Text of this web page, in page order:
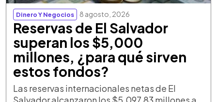
Dinero Y Negocios 8 agosto, 2026
Reservas de El Salvador
superan los $5,000
millones, ¿para qué sirven
estos fondos?
Las reservas internacionales netas de El